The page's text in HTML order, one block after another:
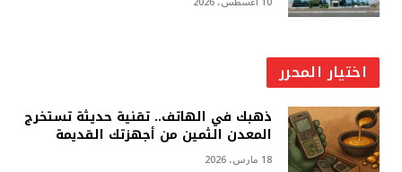
اختيار المحرر
ذهبك في الهاتف.. تقنية حديثة تستخرج
المعدن الثمين من أجهزتك القديمة
18 مارس، 2026